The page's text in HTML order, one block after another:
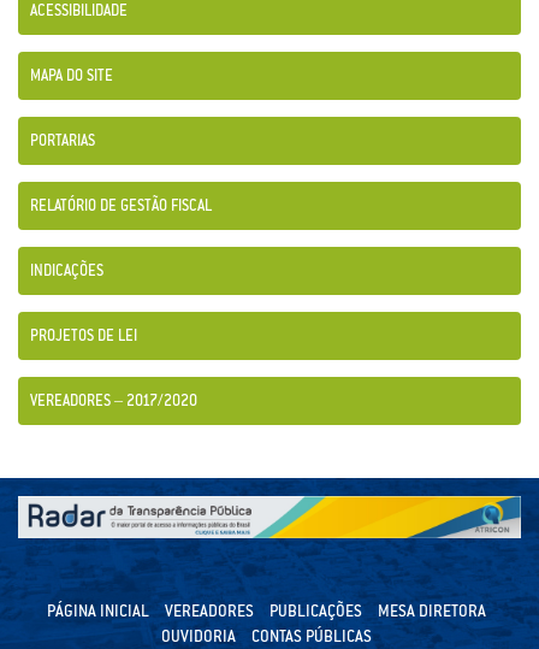
ACESSIBILIDADE
MAPA DO SITE
PORTARIAS
RELATÓRIO DE GESTÃO FISCAL
INDICAÇÕES
PROJETOS DE LEI
VEREADORES – 2017/2020
PÁGINA INICIAL VEREADORES PUBLICAÇÕES
MESA DIRETORA
OUVIDORIA
CONTAS PÚBLICAS